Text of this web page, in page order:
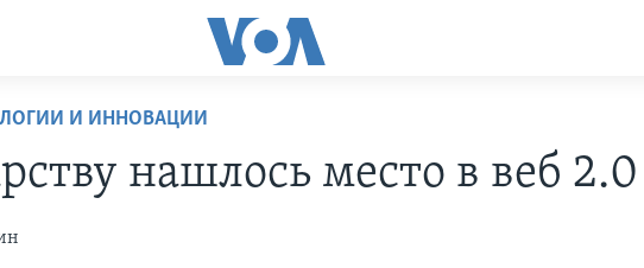
И ИННОВАЦИИ
нашлось место в веб 2.0